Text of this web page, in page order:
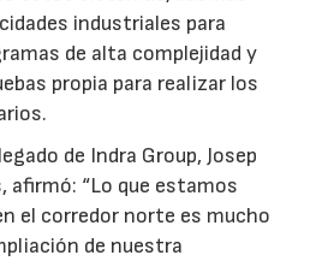
industriales para
de alta complejidad y
propia para realizar los
de Indra Group, Josep
afirmó: “Lo que estamos
el corredor norte es mucho
de nuestra